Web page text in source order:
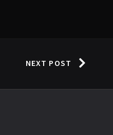
NEXT POST